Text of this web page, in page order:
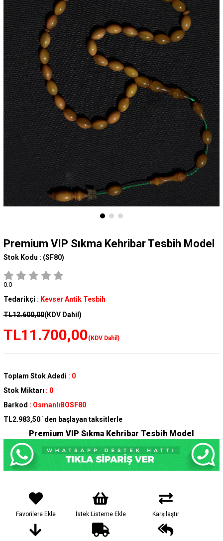
Premium VIP Sıkma Kehribar Tesbih Model
Stok Kodu : (SF80)
0.0
Tedarikçi : Kevser Antik Tesbih
TL12.600,00(KDV Dahil)
TL11.700,00(KDV Dahil)
Toplam Stok Adedi : 0
Stok Miktarı : 0
Barkod : OsmanlıBOSF80
TL2.983,50 `den başlayan taksitlerle
Premium VIP Sıkma Kehribar Tesbih Model
Favorilere Ekle İstek Listeme Ekle Karşılaştır